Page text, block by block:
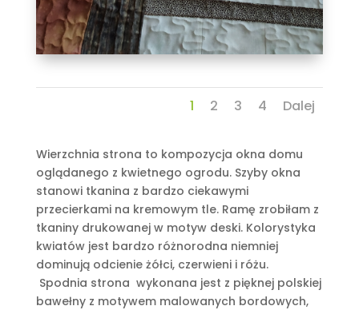
1 2 3 4 Dalej
Wierzchnia strona to kompozycja okna domu
oglądanego z kwietnego ogrodu. Szyby okna
stanowi tkanina z bardzo ciekawymi
przecierkami na kremowym tle. Ramę zrobiłam z
tkaniny drukowanej w motyw deski. Kolorystyka
kwiatów jest bardzo różnorodna niemniej
dominują odcienie żółci, czerwieni i różu.
Spodnia strona wykonana jest z pięknej polskiej
bawełny z motywem malowanych bordowych,